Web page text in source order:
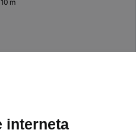
10 m